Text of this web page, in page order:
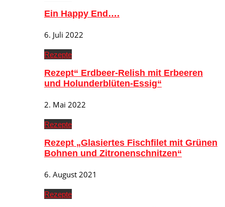
Ein Happy End….
6. Juli 2022
Rezepte
Rezept“ Erdbeer-Relish mit Erbeeren
und Holunderblüten-Essig“
2. Mai 2022
Rezepte
Rezept „Glasiertes Fischfilet mit Grünen
Bohnen und Zitronenschnitzen“
6. August 2021
Rezepte